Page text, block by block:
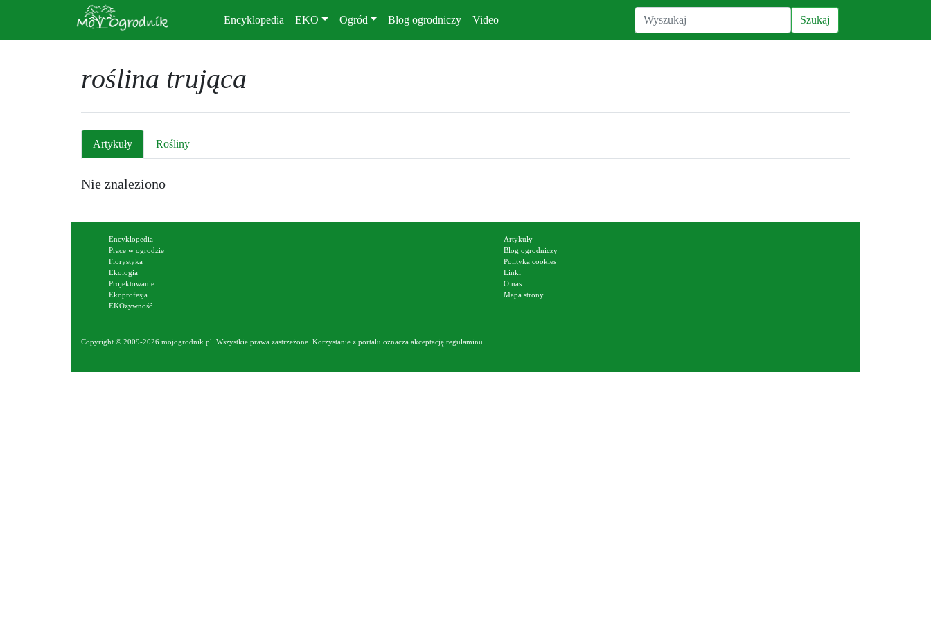
Encyklopedia EKO Ogród Blog ogrodniczy Video
roślina trująca
Artykuły Rośliny
Nie znaleziono
Encyklopedia
Prace w ogrodzie
Florystyka
Ekologia
Projektowanie
Ekoprofesja
EKOżywność
Artykuły
Blog ogrodniczy
Polityka cookies
Linki
O nas
Mapa strony
Copyright © 2009-2026 mojogrodnik.pl. Wszystkie prawa zastrzeżone. Korzystanie z portalu oznacza akceptację regulaminu.